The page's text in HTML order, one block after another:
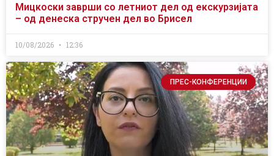
Мицкоски заврши со летниот дел од екскурзијата
– од денеска стручен дел во Брисел
10/08/2026 12:36
ПРЕС-КОНФЕРЕНЦИИ